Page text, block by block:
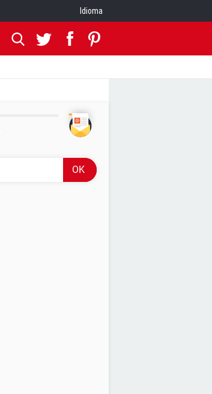
Idioma